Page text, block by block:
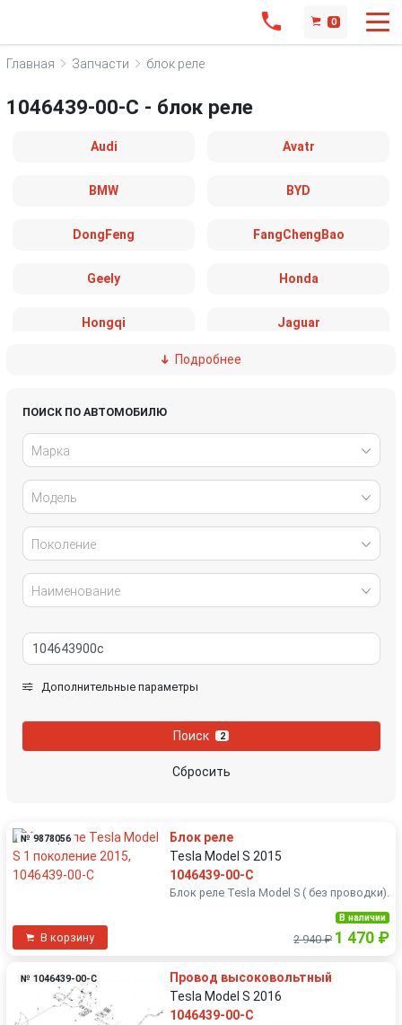
0
Главная Запчасти блок реле
1046439-00-C - блок реле
Audi Avatr
BMW BYD
DongFeng FangChengBao
Geely Honda
Hongqi Jaguar
Lexus
Rivian
Volkswagen
Zeekr
Подробнее
ПОИСК ПО АВТОМОБИЛЮ
Марка
Модель
Поколение
Наименование
Дополнительные параметры
Поиск 2
Сбросить
№ 9878056
Блок реле
Tesla Model S 2015
1046439-00-C
Блок реле Tesla Model S ( без проводки).
В корзину
В наличии
2 940 ₽ 1 470 ₽
№ 1046439-00-C
Провод высоковольтный
Tesla Model S 2016
1046439-00-C